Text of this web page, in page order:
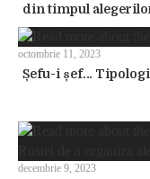
din timpul
Șefu-i șef…
octombrie 11, 2023
decembrie 9, 2023